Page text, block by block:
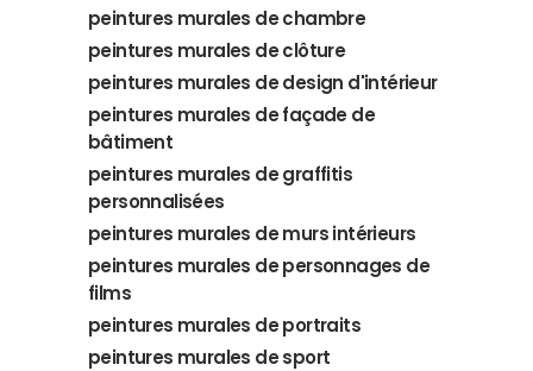
peintures murales de chambre
peintures murales de clôture
peintures murales de design d'intérieur
peintures murales de façade de
bâtiment
peintures murales de graffitis
personnalisées
peintures murales de murs intérieurs
peintures murales de personnages de
films
peintures murales de portraits
peintures murales de sport